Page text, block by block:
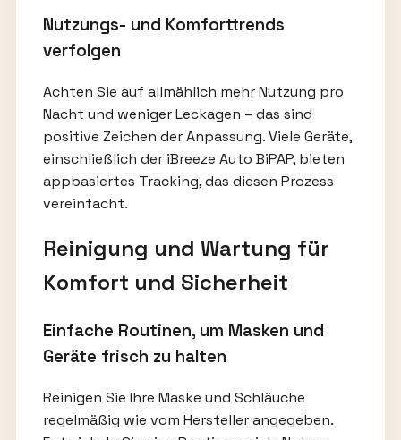
Nutzungs- und Komforttrends
verfolgen
Achten Sie auf allmählich mehr Nutzung pro
Nacht und weniger Leckagen – das sind
positive Zeichen der Anpassung. Viele Geräte,
einschließlich der iBreeze Auto BiPAP, bieten
appbasiertes Tracking, das diesen Prozess
vereinfacht.
Reinigung und Wartung für
Komfort und Sicherheit
Einfache Routinen, um Masken und
Geräte frisch zu halten
Reinigen Sie Ihre Maske und Schläuche
regelmäßig wie vom Hersteller angegeben.